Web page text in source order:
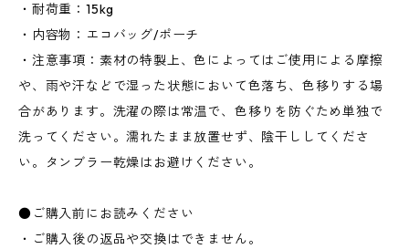
・耐荷重：15kg
・内容物：エコバッグ/ポーチ
・注意事項：素材の特製上、色によってはご使用による摩擦
や、雨や汗などで湿った状態において色落ち、色移りする場
合があります。洗濯の際は常温で、色移りを防ぐため単独で
洗ってください。濡れたまま放置せず、陰干ししてくださ
い。タンブラー乾燥はお避けください。
●ご購入前にお読みください
・ご購入後の返品や交換はできません。